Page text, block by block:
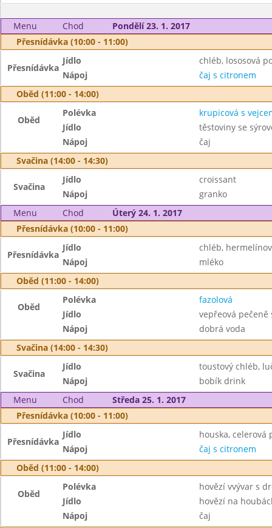
Menu Chod
Pondělí 23. 1. 2017
Přesnídávka (10:00 - 11:00)
Přesnídávka
Jídlo
chléb, lososová
Nápoj
čaj s citronem
Oběd (11:00 - 14:00)
Oběd
Polévka
krupicová s
Jídlo
těstoviny se
Nápoj
čaj
Svačina (14:00 - 14:30)
Svačina
Jídlo
croissant
Nápoj
granko
Menu
Chod
Úterý 24. 1. 2017
Přesnídávka (10:00 - 11:00)
Přesnídávka
Jídlo
chléb,
Nápoj
mléko
Oběd (11:00 - 14:00)
Oběd
Polévka
fazolová
Jídlo
vepřeová
Nápoj
dobrá voda
Svačina (14:00 - 14:30)
Svačina
Jídlo
toustový chléb,
Nápoj
bobík drink
Menu
Chod
Středa 25. 1. 2017
Přesnídávka (10:00 - 11:00)
Přesnídávka
Jídlo
houska, celerová
Nápoj
čaj s citronem
Oběd (11:00 - 14:00)
Oběd
Polévka
hovězí vvývar s
Jídlo
hovězí na
Nápoj
čaj